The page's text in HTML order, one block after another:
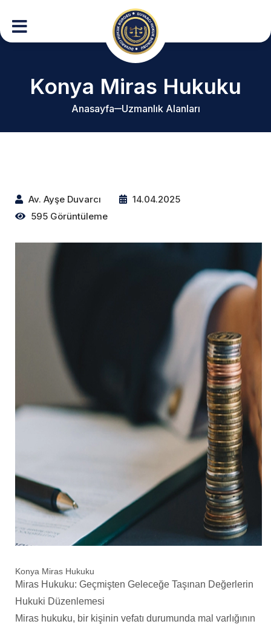
Konya Miras Hukuku
Anasayfa Uzmanlık Alanları
Av. Ayşe Duvarcı
14.04.2025
595 Görüntüleme
Konya Miras Hukuku
Miras Hukuku: Geçmişten Geleceğe Taşınan Değerlerin
Hukuki Düzenlemesi
Miras hukuku, bir kişinin vefatı durumunda mal varlığının